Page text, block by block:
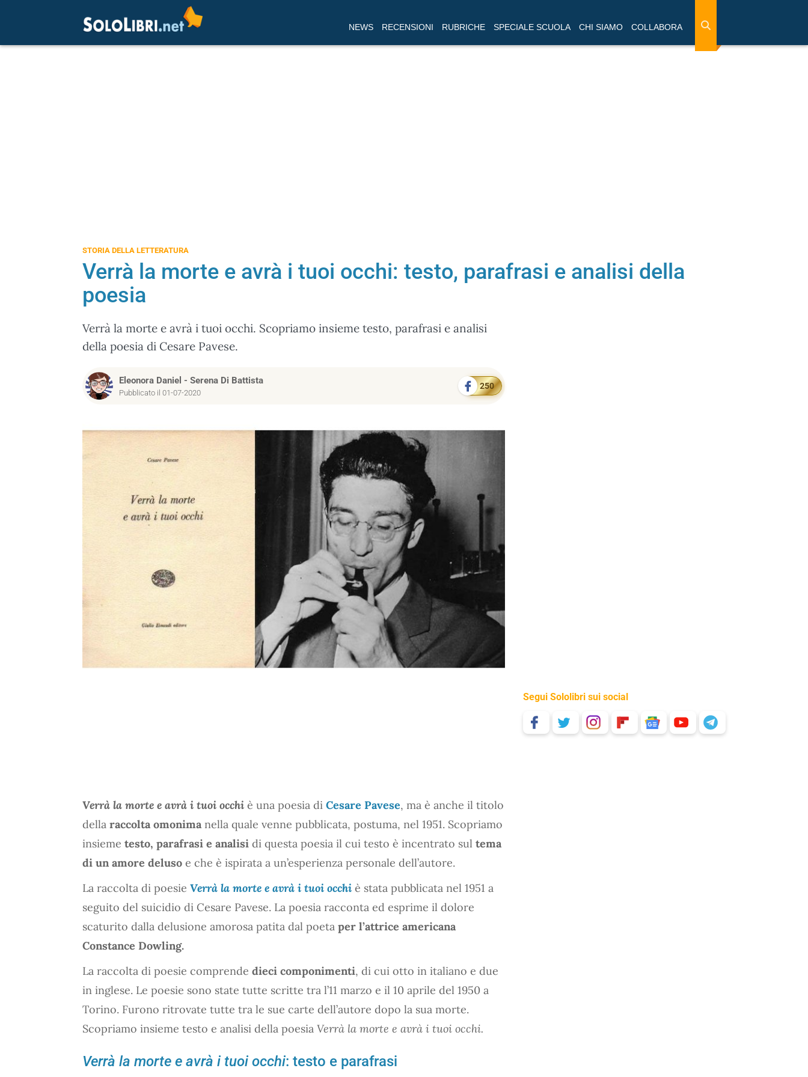
NEWS RECENSIONI RUBRICHE SPECIALE SCUOLA CHI SIAMO COLLABORA
STORIA DELLA LETTERATURA
Verrà la morte e avrà i tuoi occhi: testo, parafrasi e analisi della
poesia
Verrà la morte e avrà i tuoi occhi. Scopriamo insieme testo, parafrasi e analisi
della poesia di Cesare Pavese.
Eleonora Daniel - Serena Di Battista
Pubblicato il 01-07-2020
250
Verrà la morte e avrà i tuoi occhi è una poesia di Cesare Pavese, ma è anche il titolo
della raccolta omonima nella quale venne pubblicata, postuma, nel 1951. Scopriamo
insieme testo, parafrasi e analisi di questa poesia il cui testo è incentrato sul tema
di un amore deluso e che è ispirata a un’esperienza personale dell’autore.
La raccolta di poesie Verrà la morte e avrà i tuoi occhi è stata pubblicata nel 1951 a
seguito del suicidio di Cesare Pavese. La poesia racconta ed esprime il dolore
scaturito dalla delusione amorosa patita dal poeta per l’attrice americana
Constance Dowling.
La raccolta di poesie comprende dieci componimenti, di cui otto in italiano e due
in inglese. Le poesie sono state tutte scritte tra l’11 marzo e il 10 aprile del 1950 a
Torino. Furono ritrovate tutte tra le sue carte dell’autore dopo la sua morte.
Scopriamo insieme testo e analisi della poesia Verrà la morte e avrà i tuoi occhi.
Verrà la morte e avrà i tuoi occhi: testo e parafrasi
Segui Sololibri sui social